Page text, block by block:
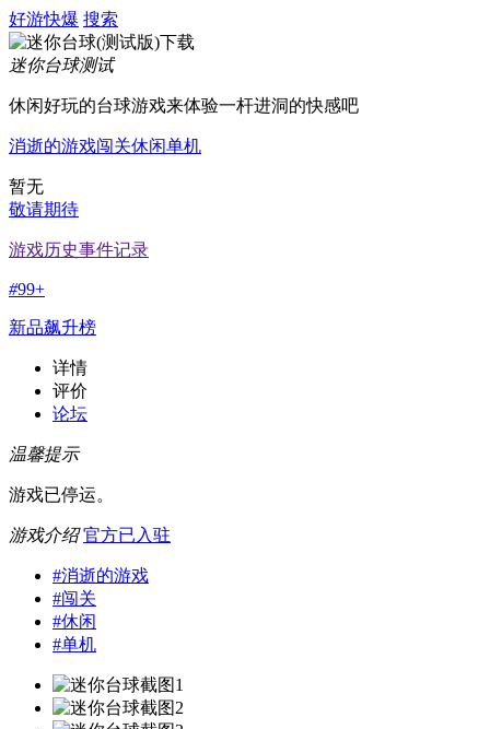
好游快爆 搜索
迷你台球测试
休闲好玩的台球游戏来体验一杆进洞的快感吧
消逝的游戏闯关休闲单机
暂无
敬请期待
游戏历史事件记录
#99+
新品飙升榜
详情
评价
论坛
温馨提示
游戏已停运。
游戏介绍 官方已入驻
#消逝的游戏
#闯关
#休闲
#单机